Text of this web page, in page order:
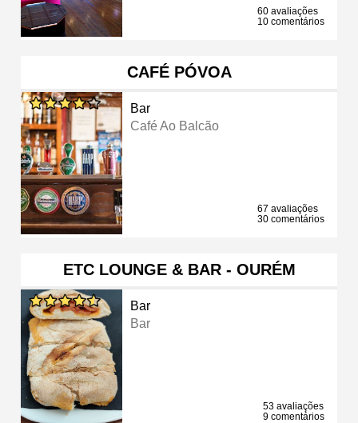
60 avaliações
10 comentários
CAFÉ PÓVOA
Bar
Café Ao Balcão
67 avaliações
30 comentários
ETC LOUNGE & BAR - OURÉM
Bar
Bar
53 avaliações
9 comentários